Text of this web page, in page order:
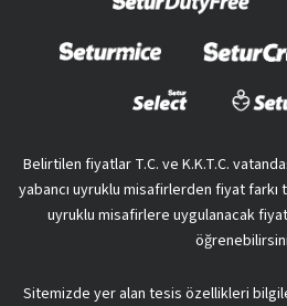
Belirtilen fiyatlar T.C. ve K.K.T.C.
yabancı uyruklu misafirlerden fiyat farkı
uyruklu misafirlere uygulanacak
Sitemizde yer alan tesis özellikleri